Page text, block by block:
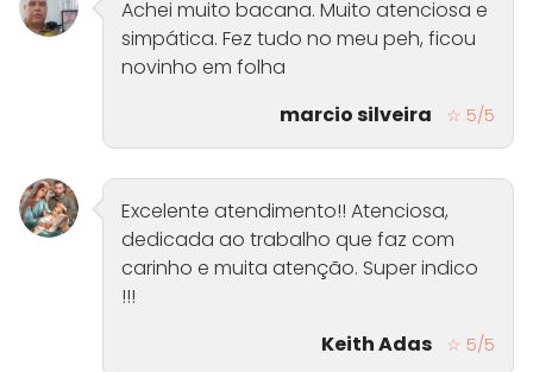
Achei muito bacana. Muito atenciosa e
simpática. Fez tudo no meu peh, ficou
novinho em folha
marcio silveira
☆ 5/5
Excelente atendimento!! Atenciosa,
dedicada ao trabalho que faz com
carinho e muita atenção. Super indico
!!!
Keith Adas
☆ 5/5